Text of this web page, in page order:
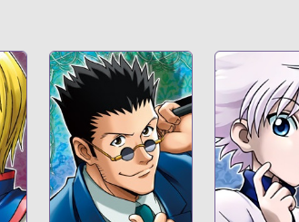
hunter-x-hunter